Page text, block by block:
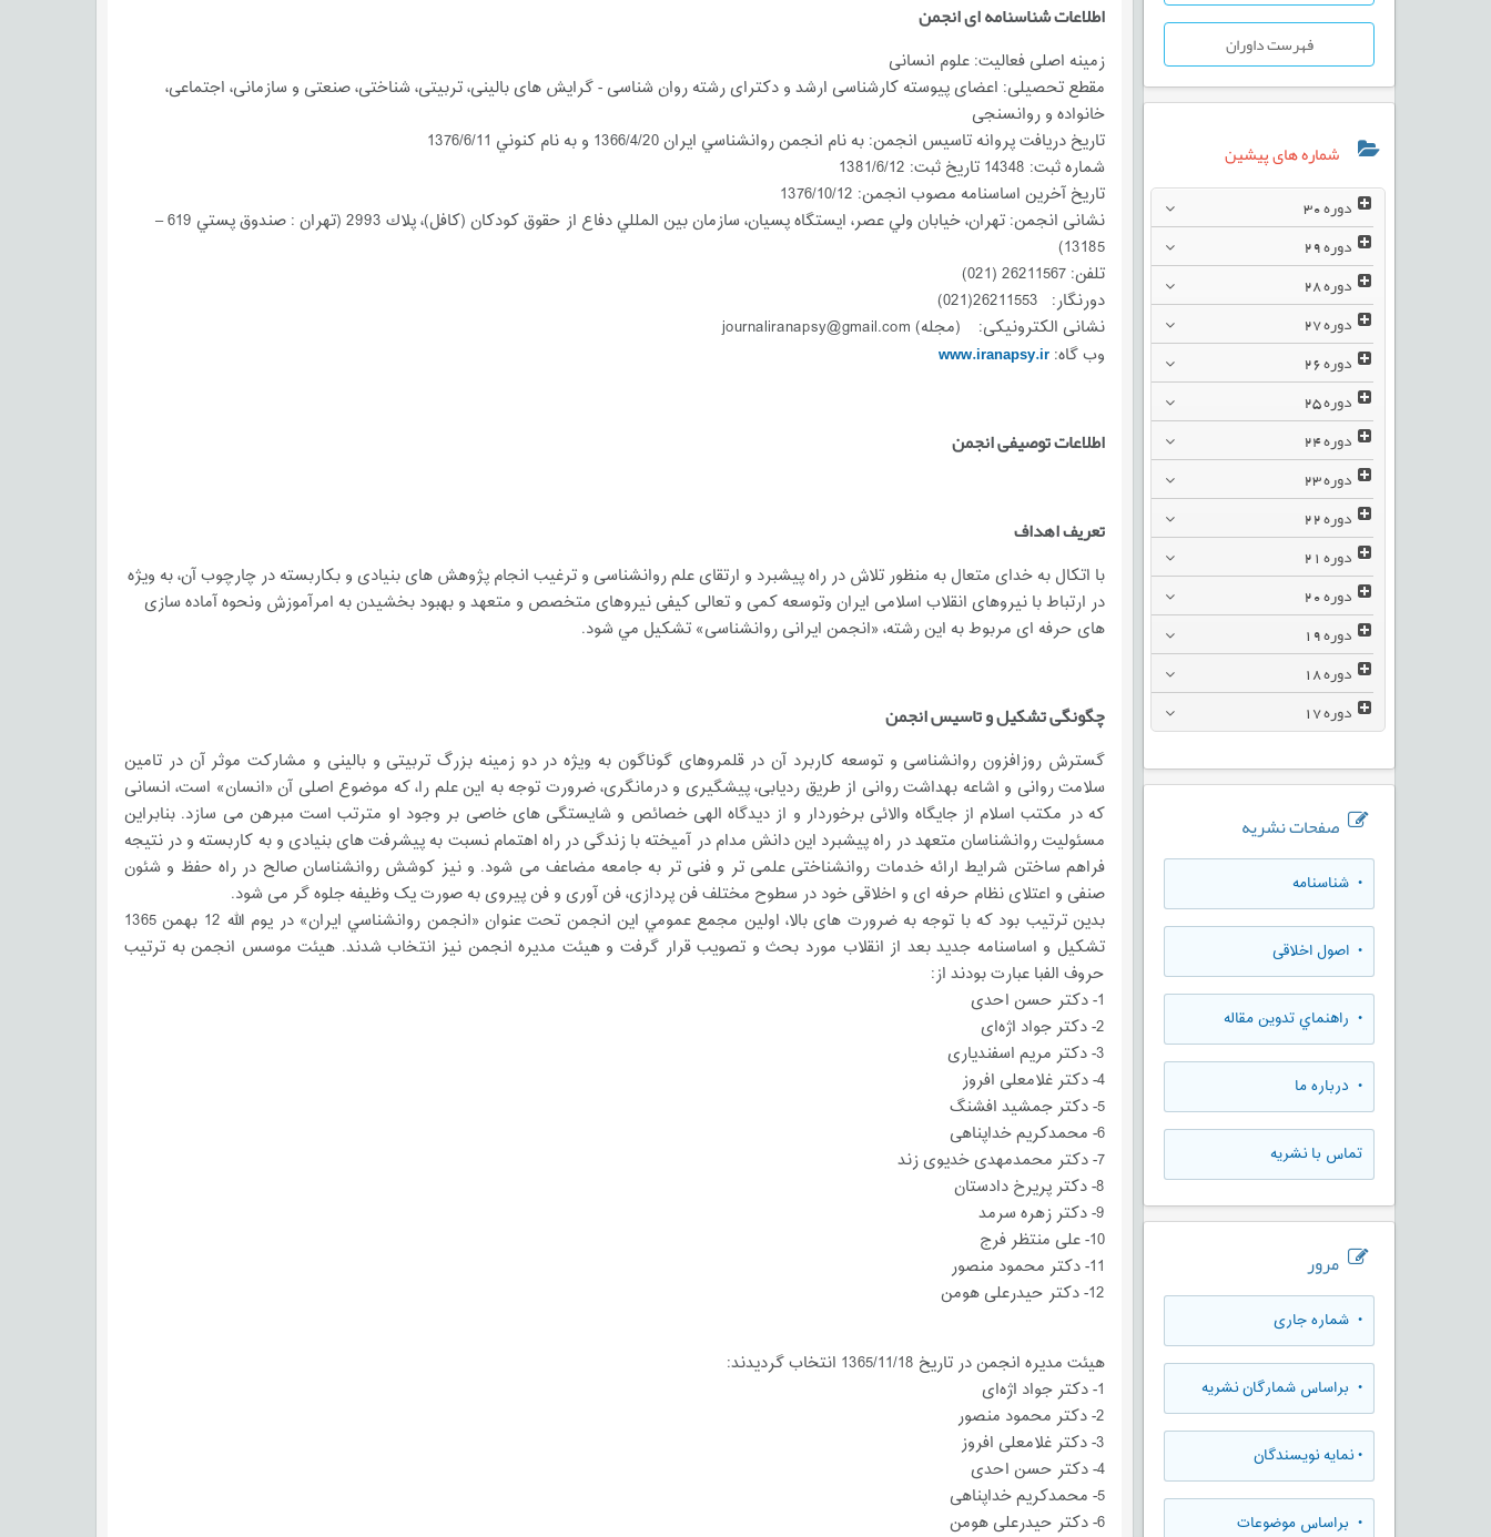
فهرست داوران
شماره های پیشین
دوره
دوره
دوره
دوره
دوره
دوره
دوره
دوره
دوره
دوره
دوره
دوره
دوره
دوره
صفحات نشریه
• شناسنامه
• اصول اخلاقی
• راهنماي تدوين مقاله
• درباره ما
تماس با نشریه
مرور
• شماره جاری
• براساس شمارگان نشریه
•نمایه نویسندگان
• براساس موضوعات
اطلاعاتشناسنامه ای انجمن
زمینه اصلی فعالیت: علوم انسانی
مقطع تحصیلی: اعضای پیوسته کارشناسی ارشد و دکترای رشته روان شناسی - گرایش های بالینی، تربیتی، شناختی، صنعتی و سازمانی، اجتماعی،
خانواده و روانسنجی
تاریخ دریافت پروانه تاسیس انجمن: به نام انجمن روانشناسي ايران 1366/4/20 و به نام كنوني 1376/6/11
شماره ثبت: 14348 تاریخ ثبت: 1381/6/12
تاریخ آخرین اساسنامه مصوب انجمن:‌ 1376/10/12
نشانی انجمن: تهران، خيابان ولي عصر، ايستگاه پسيان،‌ سازمان بين المللي دفاع از حقوق كودكان (كافل)‌، ‌پلاك 2993 (تهران :
صندوق پستي 619 –
13185)‌
تلفن: 26211567 (021)
دورنگار:
نشانی الکترونیکی:
(مجله) journaliranapsy@gmail.com
وب گاه: www.iranapsy.ir
اطلاعاتتوصیفی انجمن
تعریف اهداف
با اتکال به خدای متعال به منظور تلاش در راه پیشبرد و ارتقای علم روانشناسی و ترغیب انجام پژوهش های بنیادی و بکاربسته در چارچوب آن، به ویژه
در ارتباط با نیروهای انقلاب اسلامی ایران وتوسعه کمی و تعالی کیفی نیروهای متخصص و متعهد و بهبود بخشیدن به امرآموزش ونحوه آماده سازی
های حرفه ای مربوط به این رشته، «انجمن ایرانی روانشناسی» تشکیل مي شود.
چگونگیتشکیل و تاسیس انجمن
گسترش روزافزون روانشناسی و توسعه کاربرد آن در قلمروهای گوناگون به ویژه در دو زمینه بزرگ تربیتی و بالینی و مشارکت موثر آن در تامین
سلامت روانی و اشاعه بهداشت روانی از طریق ردیابی، پیشگیری و درمانگری، ضرورت توجه به این علم را، که موضوع اصلی آن «انسان»‌ است، انسانی
که در مکتب اسلام از جایگاه والائی برخوردار و از دیدگاه الهی خصائص و شایستگی های خاصی بر وجود او مترتب است مبرهن می سازد. بنابراین
مسئولیت روانشناسان متعهد در راه پیشبرد این دانش مدام در آمیخته با زندگی در راه اهتمام نسبت به پیشرفت های بنیادی و به کاربسته و در نتیجه
فراهم ساختن شرایط ارائه خدمات روانشناختی علمی تر و فنی تر به جامعه مضاعف می شود. و نیز کوشش روانشناسان صالح در راه حفظ و شئون
صنفی و اعتلای نظام حرفه ای و اخلاقی خود در سطوح مختلف فن پردازی، فن آوری و فن پیروی به صورت یک وظیفه جلوه گر می شود.
بدین ترتیب بود که با توجه به ضرورت های بالا، اولين مجمع عمومي این انجمن تحت عنوان «‌انجمن روانشناسي ايران»‌ در يوم الله 12 بهمن 1365
تشكيل و اساسنامه جديد بعد از انقلاب مورد بحث و تصويب قرار گرفت و هيئت مديره انجمن نيز انتخاب شدند. هیئت موسس انجمن به ترتیب
حروف الفبا عبارت بودند از:
1- دکتر حسن احدی
2- دکتر جواد اژه­‌ای
3- دکتر مریم اسفندیاری
4- دکتر غلامعلی افروز
5- دکتر جمشید افشنگ
6- محمدکریم خداپناهی
7- دکتر محمدمهدی خدیوی زند
8- دکتر پریرخ دادستان
9- دکتر زهره سرمد
10- علی منتظر فرج
11- دکتر محمود منصور
12- دکتر حیدرعلی هومن
هیئت مدیره انجمن در تاریخ 1365/11/18 انتخاب گردیدند:
1- دکتر جواد اژه­‌ای
2- دکتر محمود منصور
3- دکتر غلامعلی افروز
4- دکتر حسن احدی
5- محمدکریم خداپناهی
6- دکتر حیدرعلی هومن